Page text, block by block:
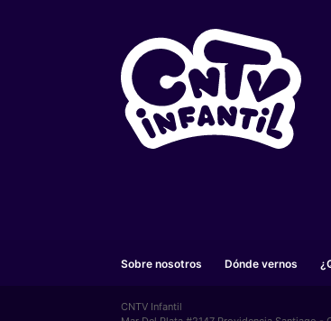
Sobre nosotros Dónde vernos
CNTV Infantil